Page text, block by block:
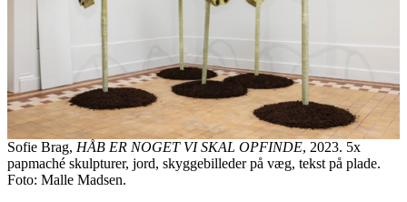
Sofie Brag, HÅB ER NOGET VI SKAL OPFINDE, 2023. 5x
papmaché skulpturer, jord, skyggebilleder på væg, tekst på plade.
Foto: Malle Madsen.